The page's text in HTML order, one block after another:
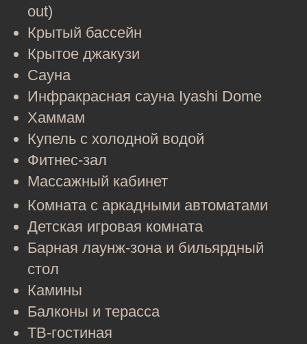
out)
Крытый бассейн
Крытое джакузи
Сауна
Инфракрасная сауна Iyashi Dome
Хаммам
Купель с холодной водой
Фитнес-зал
Массажный кабинет
Комната с аркадными автоматами
Детская игровая комната
Барная лаунж-зона и бильярдный
стол
Камины
Балконы и терасса
ТВ-гостиная